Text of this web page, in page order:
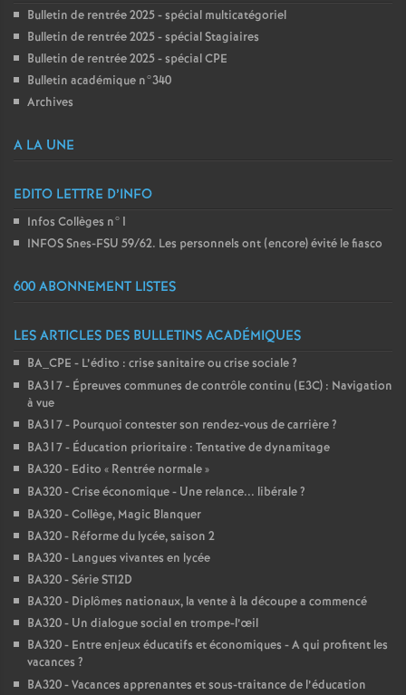
Bulletin de rentrée 2025 - spécial multicatégoriel
Bulletin de rentrée 2025 - spécial Stagiaires
Bulletin de rentrée 2025 - spécial CPE
Bulletin académique n°340
Archives
A LA UNE
EDITO LETTRE D’INFO
Infos Collèges n°1
INFOS Snes-FSU 59/62. Les personnels ont (encore) évité le fiasco
600 ABONNEMENT LISTES
LES ARTICLES DES BULLETINS ACADÉMIQUES
BA_CPE - L’édito : crise sanitaire ou crise sociale?
BA317 - Épreuves communes de contrôle continu (E3C) : Navigation
à vue
BA317 - Pourquoi contester son rendez-vous de carrière?
BA317 - Éducation prioritaire : Tentative de dynamitage
BA320 - Edito « Rentrée normale»
BA320 - Crise économique - Une relance... libérale?
BA320 - Collège, Magic Blanquer
BA320 - Réforme du lycée, saison 2
BA320 - Langues vivantes en lycée
BA320 - Série STI2D
BA320 - Diplômes nationaux, la vente à la découpe a commencé
BA320 - Un dialogue social en trompe-l’œil
BA320 - Entre enjeux éducatifs et économiques - A qui profitent les
vacances ?
BA320 - Vacances apprenantes et sous-traitance de l’éducation